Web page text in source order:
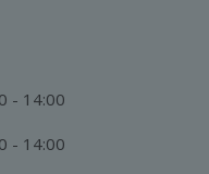
- 14:00
- 14:00